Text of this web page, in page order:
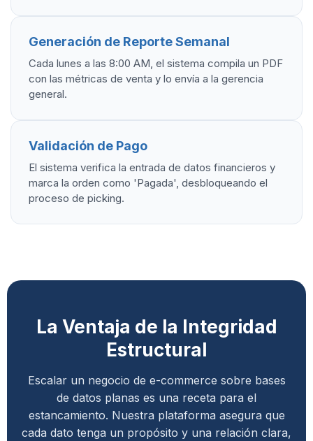
Generación de Reporte Semanal
Cada lunes a las 8:00 AM, el sistema compila un PDF
con las métricas de venta y lo envía a la gerencia
general.
Validación de Pago
El sistema verifica la entrada de datos financieros y
marca la orden como 'Pagada', desbloqueando el
proceso de picking.
La Ventaja de la Integridad
Estructural
Escalar un negocio de e-commerce sobre bases
de datos planas es una receta para el
estancamiento. Nuestra plataforma asegura que
cada dato tenga un propósito y una relación clara,